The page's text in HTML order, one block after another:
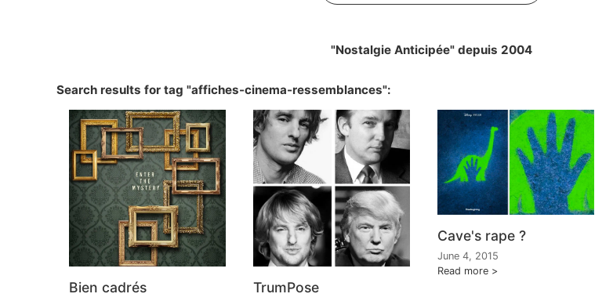
"Nostalgie Anticipée" depuis 2004
Search results for tag "affiches-cinema-ressemblances":
Bien cadrés TrumPose
Cave's rape ?
June 4, 2015
Read more